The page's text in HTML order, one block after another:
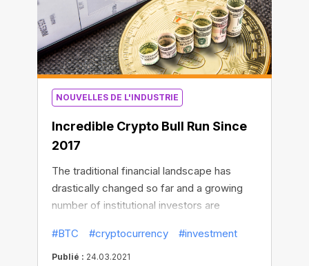
NOUVELLES DE L'INDUSTRIE
Incredible Сrypto Bull Run Since
2017
The traditional financial landscape has
drastically changed so far and a growing
number of institutional investors are
stock market bulls are cooperatively
purchasing the largest amount of BTC
#BTC #cryptocurrency #investment
Publié : 24.03.2021